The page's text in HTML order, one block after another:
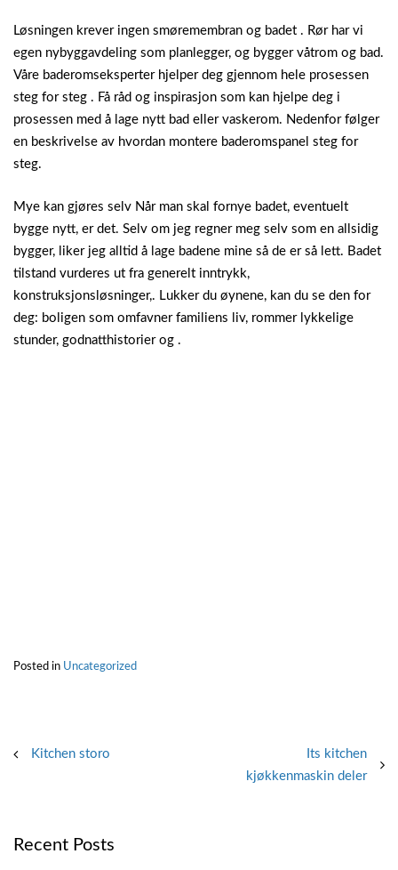
Løsningen krever ingen smøremembran og badet . Rør har vi
egen nybyggavdeling som planlegger, og bygger våtrom og bad.
Våre baderomseksperter hjelper deg gjennom hele prosessen
steg for steg . Få råd og inspirasjon som kan hjelpe deg i
prosessen med å lage nytt bad eller vaskerom. Nedenfor følger
en beskrivelse av hvordan montere baderomspanel steg for
steg.
Mye kan gjøres selv Når man skal fornye badet, eventuelt
bygge nytt, er det. Selv om jeg regner meg selv som en allsidig
bygger, liker jeg alltid å lage badene mine så de er så lett. Badet
tilstand vurderes ut fra generelt inntrykk,
konstruksjonsløsninger,. Lukker du øynene, kan du se den for
deg: boligen som omfavner familiens liv, rommer lykkelige
stunder, godnatthistorier og .
Posted in Uncategorized
PostKitchen storo
Its kitchen
kjøkkenmaskin deler
Recent Posts